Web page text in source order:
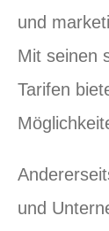
und
Mit seinen
Tarifen
und